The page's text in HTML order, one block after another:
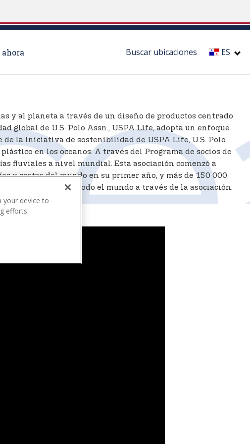
Buscar ubicaciones ES
y al planeta a través de un diseño de productos centrado
de U.S. Polo Assn., USPA Life, adopta un enfoque
la iniciativa de sostenibilidad de USPA Life, U.S. Polo
en los oceanos. A través del Programa de socios de
fluviales a nivel mundial. Esta asociación comenzó a
y costas del mundo en su primer año, y más de 150 000
000 libras en todo el mundo a través de la asociación.
your device to
efforts.